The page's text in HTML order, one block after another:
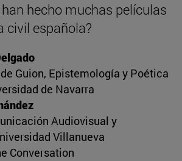
han hecho muchas películas
civil española?
Guion, Epistemología y Poética
de Navarra
Audiovisual y
Villanueva
Conversation